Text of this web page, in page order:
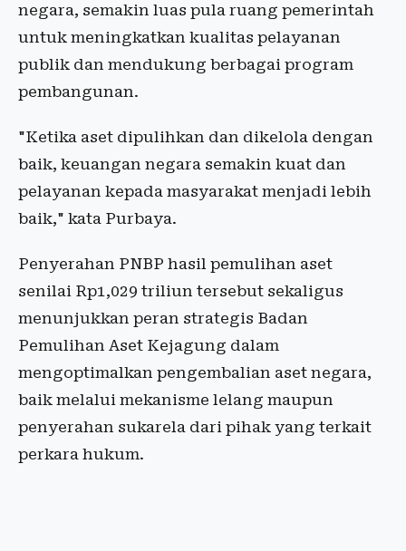
negara, semakin luas pula ruang pemerintah
untuk meningkatkan kualitas pelayanan
publik dan mendukung berbagai program
pembangunan.
"Ketika aset dipulihkan dan dikelola dengan
baik, keuangan negara semakin kuat dan
pelayanan kepada masyarakat menjadi lebih
baik," kata Purbaya.
Penyerahan PNBP hasil pemulihan aset
senilai Rp1,029 triliun tersebut sekaligus
menunjukkan peran strategis Badan
Pemulihan Aset Kejagung dalam
mengoptimalkan pengembalian aset negara,
baik melalui mekanisme lelang maupun
penyerahan sukarela dari pihak yang terkait
perkara hukum.